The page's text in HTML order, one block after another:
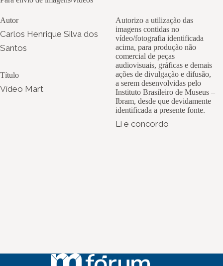
Autor
Carlos Henrique Silva dos
Santos
Título
Vídeo Mart
Autorizo a utilização das
imagens contidas no
vídeo/fotografia identificada
acima, para produção não
comercial de peças
audiovisuais, gráficas e demais
ações de divulgação e difusão,
a serem desenvolvidas pelo
Instituto Brasileiro de Museus –
Ibram, desde que devidamente
identificada a presente fonte.
Li e concordo